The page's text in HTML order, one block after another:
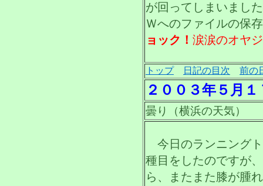
が回ってしまいまし
Ｗへのファイルの保
ョック！ 涙涙のオヤ
トップ 日記の目次 前の
２００３年５月１
曇り（横浜の天気）
今日のランニング
種目をしたのですが
ら、またまた膝が腫